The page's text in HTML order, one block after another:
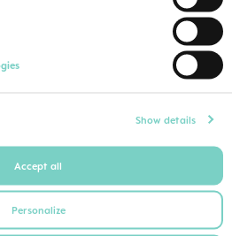
Show details
Accept all
Personalize
profissional (diploma,
curso, carteira de identidade
de qualificação como
endereço postal ou e-mail: